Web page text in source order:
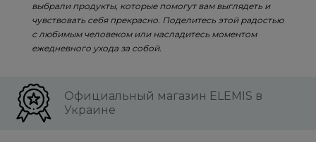
выбрали продукты, которые помогут вам выглядеть и
чувствовать себя прекрасно. Поделитесь этой радостью
с любимым человеком или насладитесь моментом
ежедневного ухода за собой.
Официальный магазин ELEMIS в
Украине